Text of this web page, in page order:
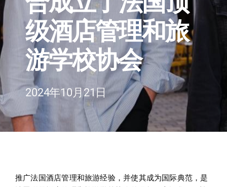
学校新闻
联系我们
级酒店管理和旅
游学校协会
2024年10月21日
推广法国酒店管理和旅游经验，并使其成为国际典范，是